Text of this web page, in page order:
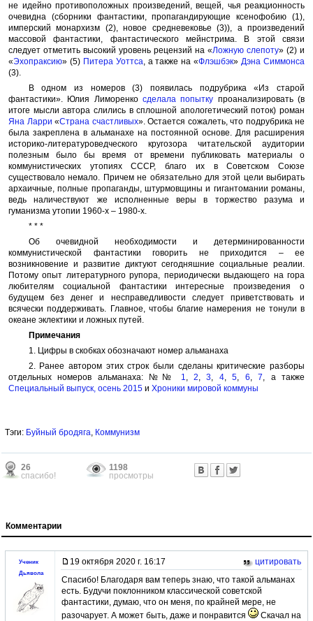
не идейно противоположных произведений, вещей, чья реакционность
очевидна (сборники фантастики, пропагандирующие ксенофобию (1),
имперский монархизм (2), новое средневековье (3)), а произведений
массовой фантастики, фантастического мейнстрима. В этой связи
следует отметить высокий уровень рецензий на «Ложную слепоту» (2) и
«Эхопраксию» (5) Питера Уоттса, а также на «Флэшбэк»Дэна Симмонса
(3).
В одном из номеров (3) появилась подрубрика «Из старой
фантастики». Юлия Лиморенко сделала попытку проанализировать (в
итоге мысли автора слились в сплошной апологетический поток) роман
Яна Ларри «Страна счастливых». Остается сожалеть, что подрубрика не
была закреплена в альманахе на постоянной основе. Для расширения
историко-литературоведческого кругозора читательской аудитории
полезным было бы время от времени публиковать материалы о
коммунистических утопиях СССР, благо их в Советском Союзе
существовало немало. Причем не обязательно для этой цели выбирать
архаичные, полные пропаганды, штурмовщины и гигантомании романы,
ведь наличествуют же исполненные веры в торжество разума и
гуманизма утопии 1960-х – 1980-х.
* * *
Об очевидной необходимости и детерминированности
коммунистической фантастики говорить не приходится – ее
возникновение и развитие диктуют сегодняшние социальные реалии.
Потому опыт литературного рупора, периодически выдающего на гора
любителям социальной фантастики интересные произведения о
будущем без денег и несправедливости следует приветствовать и
всячески поддерживать. Главное, чтобы благие намерения не тонули в
океане эклектики и ложных путей.
Примечания
1. Цифры в скобках обозначают номер альманаха
2. Ранее автором этих строк были сделаны критические разборы
отдельных номеров альманаха: №№
1,2,3, 4,5, 6,7, а также
Специальный выпуск, осень 2015 и Хроники мировой коммуны
Тэги: Буйный бродяга, Коммунизм
26
спасибо!
1198
просмотры
Комментарии
Ученик
Дьявола
19 октября 2020 г. 16:17
цитировать
Спасибо! Благодаря вам теперь знаю, что такой альманах
есть. Будучи поклонником классической советской
фантастики, думаю, что он меня, по крайней мере, не
разочарует. А может быть, даже и понравится
Скачал на